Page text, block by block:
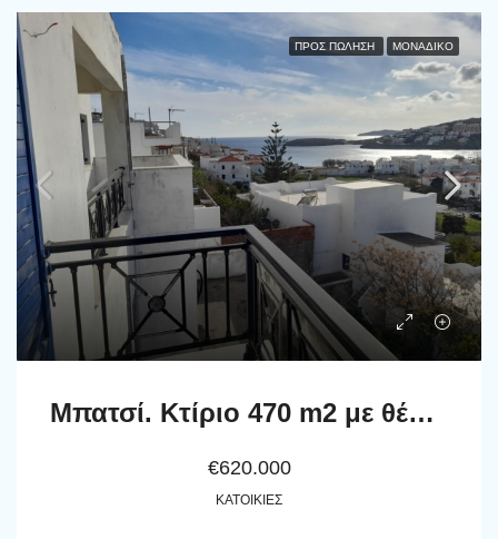
ΠΡΟΣ ΠΏΛΗΣΗ ΜΟΝΑΔΙΚΌ
Μπατσί. Κτίριο 470 m2 με θέα θάλασσα, κατοικίες, κατάστημα και υπόγειο, σε οικόπεδο 600 m2
€620.000
ΚΑΤΟΙΚΊΕΣ